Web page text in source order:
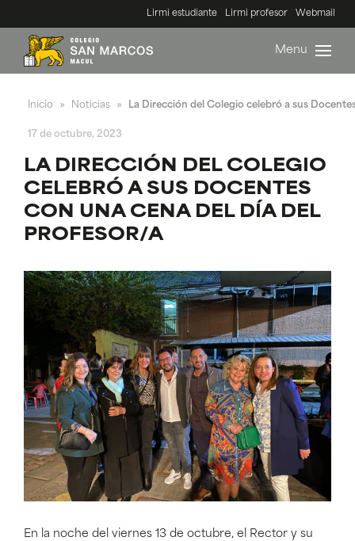
Lirmi estudiante Lirmi profesor Webmail
Menu
Inicio » Noticias » La Dirección del Colegio celebró a sus
17 de octubre, 2023
LA DIRECCIÓN DEL COLEGIO
CELEBRÓ A SUS DOCENTES
CON UNA CENA DEL DÍA DEL
PROFESOR/A
En la noche del viernes 13 de octubre, el Rector y su